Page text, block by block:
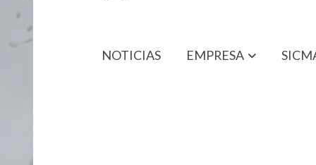
NOTICIAS EMPRESA
69260-6G000 VARILLA NIVEL